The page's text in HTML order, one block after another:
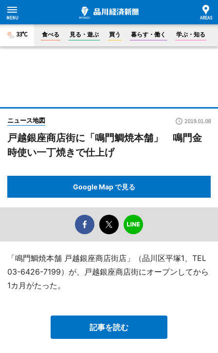
33°C 食べる 見る・遊ぶ 買う 暮らす・働く 学ぶ・知る
ニュース地図 2019.01.08
戸越銀座商店街に「鳴門鯛焼本舗」 鳴門金
時使い一丁焼きで仕上げ
Google Map で見る
「鳴門鯛焼本舗 戸越銀座商店街店」（品川区平塚1、TEL
03-6426-7199）が、戸越銀座商店街にオープンしてから
1カ月がたった。
記事を読む